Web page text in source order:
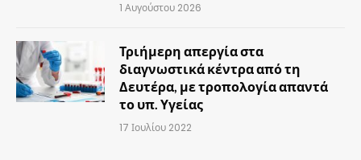
1 Αυγούστου 2026
Τριήμερη απεργία στα
διαγνωστικά κέντρα από τη
Δευτέρα, με τροπολογία απαντά
το υπ. Υγείας
17 Ιουλίου 2022